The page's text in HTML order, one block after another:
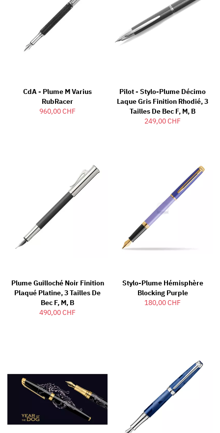
CdA - Plume M Varius
RubRacer
960,00 CHF
Pilot - Stylo-Plume Décimo
Laque Gris Finition Rhodié, 3
Tailles De Bec F, M, B
249,00 CHF
Plume Guilloché Noir Finition
Plaqué Platine, 3 Tailles De
Bec F, M, B
490,00 CHF
Stylo-Plume Hémisphère
Blocking Purple
180,00 CHF